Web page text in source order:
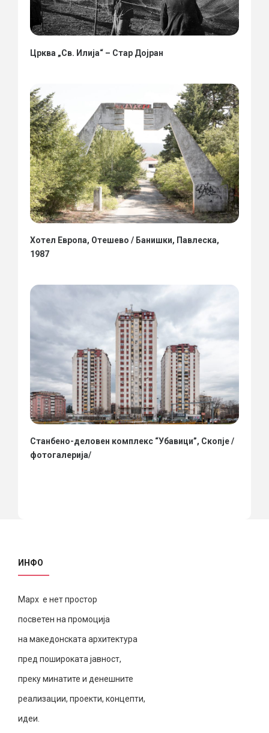
Црква „Св. Илија“ – Стар Дојран
Хотел Европа, Отешево / Банишки, Павлеска,
1987
Станбено-деловен комплекс “Убавици”, Скопје /
фотогалерија/
ИНФО
Марх е нет простор
посветен на промоција
на македонската архитектура
пред пошироката јавност,
преку минатите и денешните
реализации, проекти, концепти,
идеи.